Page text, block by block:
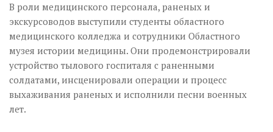
В роли медицинского персонала, раненых и
экскурсоводов выступили студенты областного
медицинского колледжа и сотрудники Областного
музея истории медицины. Они продемонстрировали
устройство тылового госпиталя с раненными
солдатами, инсценировали операции и процесс
выхаживания раненых и исполнили песни военных
лет.